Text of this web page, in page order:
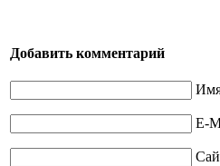
Добавить комментарий
Имя
E-